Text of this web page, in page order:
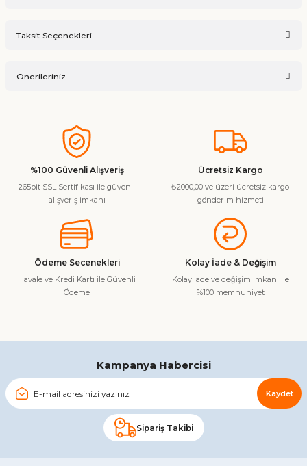
Taksit Seçenekleri
Önerileriniz
konularda yetersiz gördüğünüz noktaları öneri formunu
kullanarak tarafımıza iletebilirsiniz.
Görüş ve önerileriniz için teşekkür ederiz.
Ürün resmi kalitesiz, bozuk veya görüntülenemiyor.
Ürün bilgilerinde hatalar bulunuyor.
Ürün fiyatı diğer sitelerden daha pahalı.
Gönder
%100 Güvenli Alışveriş
265bit SSL Sertifikası ile güvenli
alışveriş imkanı
Ücretsiz Kargo
₺2000,00 ve üzeri ücretsiz kargo
gönderim hizmeti
Ödeme Secenekleri
Havale ve Kredi Kartı ile Güvenli
Ödeme
Kolay İade & Değişim
Kolay iade ve değişim imkanı ile
%100 memnuniyet
Kampanya Habercisi
Kaydet
Sipariş Takibi